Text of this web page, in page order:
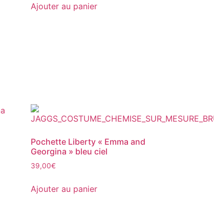
Ajouter au panier
Pochette Liberty « Emma and
Georgina » bleu ciel
39,00€
Ajouter au panier